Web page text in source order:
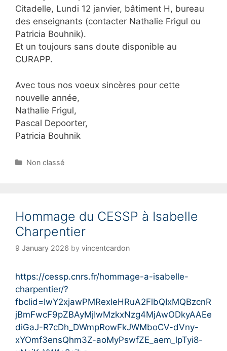
Citadelle, Lundi 12 janvier, bâtiment H, bureau
des enseignants (contacter Nathalie Frigul ou
Patricia Bouhnik).
Et un toujours sans doute disponible au
CURAPP.
Avec tous nos voeux sincères pour cette
nouvelle année,
Nathalie Frigul,
Pascal Depoorter,
Patricia Bouhnik
C
o
r
i
e
Non classé
Hommage du CESSP à Isabelle
Charpentier
9 January 2026 by vincentcardon
https://cessp.cnrs.fr/hommage-a-isabelle-
charpentier/?
fbclid=IwY2xjawPMRexleHRuA2FlbQIxMQBzcnR
jBmFwcF9pZBAyMjIwMzkxNzg4MjAwODkyAAEe
diGaJ-R7cDh_DWmpRowFkJWMboCV-dVny-
xYOmf3ensQhm3Z-aoMyPswfZE_aem_lpTyi8-